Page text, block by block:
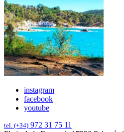
instagram
facebook
youtube
tel. (+34) 972 31 75 11